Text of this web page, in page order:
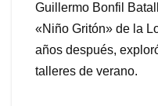
Guillermo Bonfil
«Niño Gritón» de la
años después,
talleres de verano.